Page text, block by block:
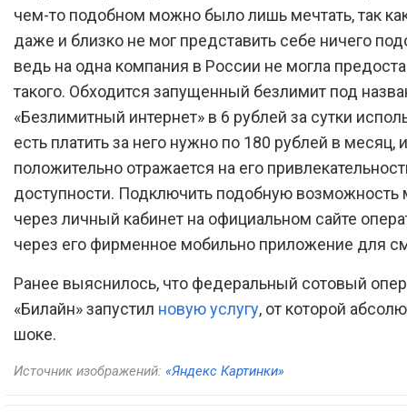
чем-то подобном можно было лишь мечтать, так
даже и близко не мог представить себе ничего
ведь на одна компания в России не могла
такого. Обходится запущенный безлимит под
«Безлимитный интернет» в 6 рублей за сутки
есть платить за него нужно по 180 рублей в месяц,
положительно отражается на его
доступности. Подключить подобную
через личный кабинет на официальном сайте
через его фирменное мобильно приложение для
Ранее выяснилось, что федеральный сотовый
«Билайн» запустил новую услугу, от которой
шоке.
Источник изображений: «Яндекс Картинки»